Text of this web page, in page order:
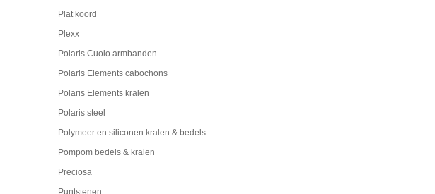
Plat koord
Plexx
Polaris Cuoio armbanden
Polaris Elements cabochons
Polaris Elements kralen
Polaris steel
Polymeer en siliconen kralen & bedels
Pompom bedels & kralen
Preciosa
Puntstenen